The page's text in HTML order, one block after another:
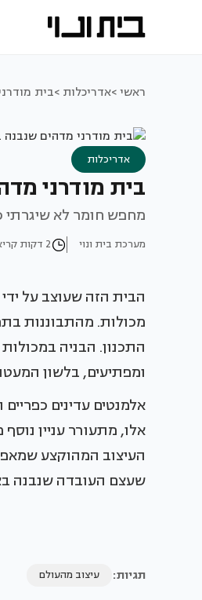
ראשי >אדריכלות >בית מודרני
אדריכלות
בית מודרני
מחפש חומר לא שיגרתי
מערכת בית ונוי 2 דקות קריאה
מכולות. מהתבוננות
התכנון. הבניה
ומפתיעים, בלשון
אלמנטים עדינים
אלו, מתעורר עניין
העיצוב המהוקצע
שעצם העובדה שנבנה
תגיות: עיצוב מהעולם